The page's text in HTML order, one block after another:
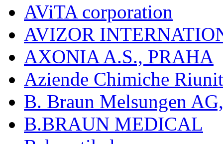
AViTA corporation
AVIZOR
AXONIA A.S., PRAHA
Aziende Chimiche
B. Braun Melsungen
B.BRAUN MEDICAL